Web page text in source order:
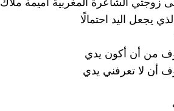
إلى زوجتي الشاعرة المغربية أميمة ملاك
يجعل اليد احتمالًا
من أن أكون يدي
أن لا تعرفني يدي